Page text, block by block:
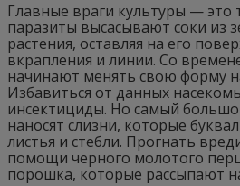
Главные враги культуры — это
паразиты высасывают соки из
растения, оставляя на его
вкрапления и линии. Со
начинают менять свою форму
Избавиться от данных
инсектициды. Но самый
наносят слизни, которые
листья и стебли. Прогнать
помощи черного молотого
порошка, которые рассыпают